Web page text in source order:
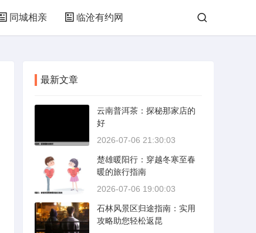
同城相亲 临沧有约网
最新文章
云南普洱茶：探秘那家店的
好
2026-07-06 21:30:03
楚雄暖阳行：穿越冬寒至春
暖的旅行指南
2026-07-06 19:00:03
石林风景区归途指南：实用
攻略助您轻松返昆